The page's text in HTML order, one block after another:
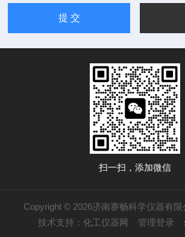
扫一扫，添加微信
Copyright © 2026济南赛畅科学仪器有
技术支持： 化工仪器网 管理登录